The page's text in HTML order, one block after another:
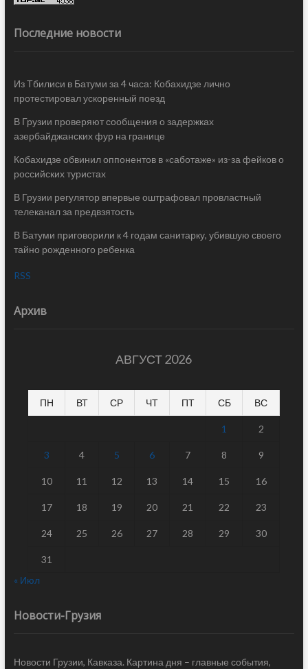
Последние новости
Из Тбилиси в Батуми за 4 часа: Кобахидзе лично
протестировал ускоренный поезд
В Грузии проверяют сообщения о задержках
азербайджанских фур на границе
Кобахидзе обвинил оппонентов в «саботаже» из-за фейков о
российских туристах
В Грузии регулятор впервые оштрафовал провластный
телеканал за предвзятость
В Батуми приговорили к 4 годам санитарку, убившую своего
тайно рожденного ребенка
RSS
Архив
АВГУСТ 2026
ПН ВТ СР ЧТ ПТ СБ ВС
1 2
3 4 5 6 7 8 9
10 11 12 13 14 15 16
17 18 19 20 21 22 23
24 25 26 27 28 29 30
31
« Июл
Новости-Грузия
Новости Грузии, Кавказа. Картина дня – главные события,